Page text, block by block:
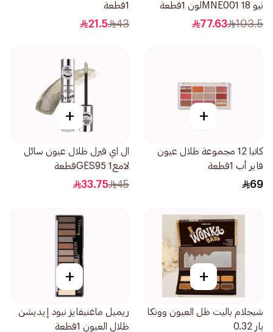
نيو MNE001 18لون 1قطعة
103.5
77.63
1قطعة
43
21.5
+
كاتيا 12 مجموعة ظلال عيون
فاير أب 1قطعة
69
+
ال اي قيرل ظلال عيون سائل
لامعGES95 1قطعة
45
33.75
+
شيجلام باليت ظل العيون وونكا
بار 0.32
+
ريميل ماغنيفايز نيود إيديشن
ظلال العيون 1قطعة